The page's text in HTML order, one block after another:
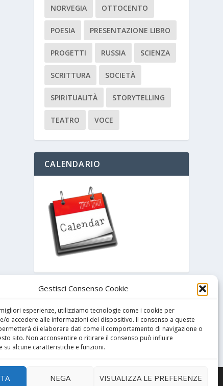
Gestisci Consenso Cookie
esperienze, utilizziamo tecnologie come i cookie per
o accedere alle informazioni del dispositivo. Il consenso a queste
di elaborare dati come il comportamento di navigazione o
sito. Non acconsentire o ritirare il consenso può influire
su alcune caratteristiche e funzioni.
NEGA VISUALIZZA LE PREFERENZE
NORVEGIA OTTOCENTO
POESIA PRESENTAZIONE LIBRO
PROGETTI RUSSIA SCIENZA
SCRITTURA SOCIETÀ
SPIRITUALITÀ STORYTELLING
TEATRO VOCE
CALENDARIO